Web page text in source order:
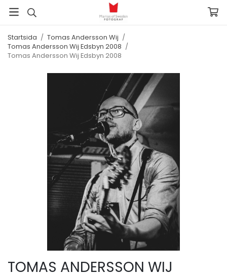
Startsida / Tomas Andersson Wij /
Tomas Andersson Wij Edsbyn 2008 /
Tomas Andersson Wij Edsbyn 2008
TOMAS ANDERSSON WIJ